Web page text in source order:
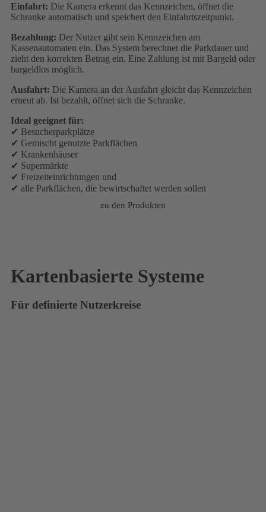
Einfahrt: Die Kamera erkennt das Kennzeichen, öffnet die
Schranke automatisch und speichert den Einfahrtszeitpunkt.
Bezahlung: Der Nutzer gibt sein Kennzeichen am
Kassenautomaten ein. Das System berechnet die Parkdauer und
zieht den korrekten Betrag ein. Eine Zahlung ist mit Bargeld oder
bargeldlos möglich.
Ausfahrt: Die Kamera an der Ausfahrt gleicht das Kennzeichen
erneut ab. Ist bezahlt, öffnet sich die Schranke.
Ideal geeignet für:
✔ Besucherparkplätze
✔ Gemischt genutzte Parkflächen
✔ Krankenhäuser
✔ Supermärkte
✔ Freizeiteinrichtungen und
✔ alle Parkflächen, die bewirtschaftet werden sollen
zu den Produkten
Kartenbasierte Systeme
Für definierte Nutzerkreise